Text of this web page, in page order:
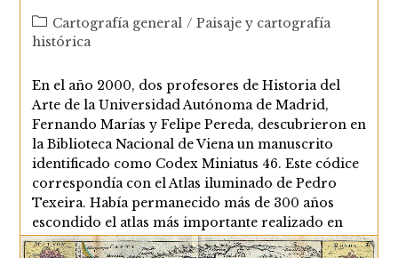
Categoría
de
entrada:
Cartografía general / Paisaje y cartografía
histórica
En el año 2000, dos profesores de Historia del
Arte de la Universidad Autónoma de Madrid,
Fernando Marías y Felipe Pereda, descubrieron en
la Biblioteca Nacional de Viena un manuscrito
identificado como Codex Miniatus 46. Este códice
correspondía con el Atlas iluminado de Pedro
Texeira. Había permanecido más de 300 años
escondido el atlas más importante realizado en
España en el siglo XVII. El cartógrafo, marino,